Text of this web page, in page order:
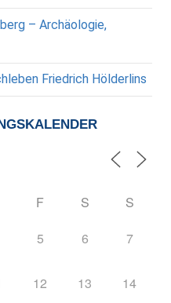
– Archäologie,
Friedrich Hölderlins
F S S
5 6 7
12 13 14